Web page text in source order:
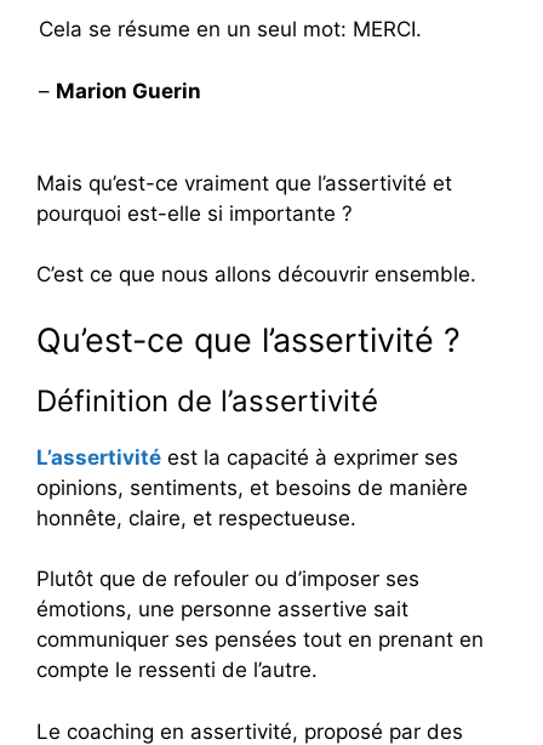
Cela se résume en un seul mot: MERCI.
– Marion Guerin
Mais qu’est-ce vraiment que l’assertivité et
pourquoi est-elle si importante ?
C’est ce que nous allons découvrir ensemble.
Qu’est-ce que l’assertivité ?
Définition de l’assertivité
L’assertivité est la capacité à exprimer ses
opinions, sentiments, et besoins de manière
honnête, claire, et respectueuse.
Plutôt que de refouler ou d’imposer ses
émotions, une personne assertive sait
communiquer ses pensées tout en prenant en
compte le ressenti de l’autre.
Le coaching en assertivité, proposé par des